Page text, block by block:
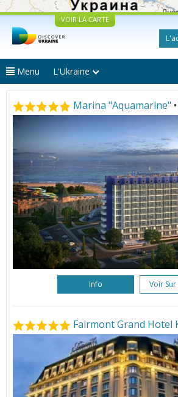
VOIR LA CARTE
Menu L'Ukraine
Marina "Aquamarine"
Info Voir Sur
Fairmont Grand Hotel